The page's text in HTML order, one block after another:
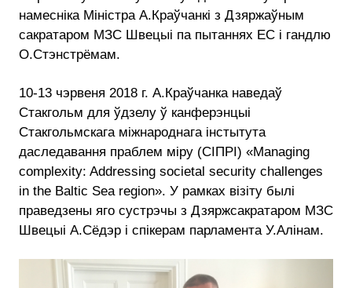
намесніка Міністра А.Краўчанкі з Дзяржаўным
сакратаром МЗС Швецыі па пытаннях ЕС і гандлю
О.Стэнстрёмам.
10-13 чэрвеня 2018 г. А.Краўчанка наведаў
Стакгольм для ўдзелу ў канферэнцыі
Стакгольмскага міжнароднага інстытута
даследавання праблем міру (СІПРІ) «Managing
complexity: Addressing societal security challenges
in the Baltic Sea region». У рамках візіту былі
праведзены яго сустрэчы з Дзяржсакратаром МЗС
Швецыі А.Сёдэр і спікерам парламента У.Алiнам.